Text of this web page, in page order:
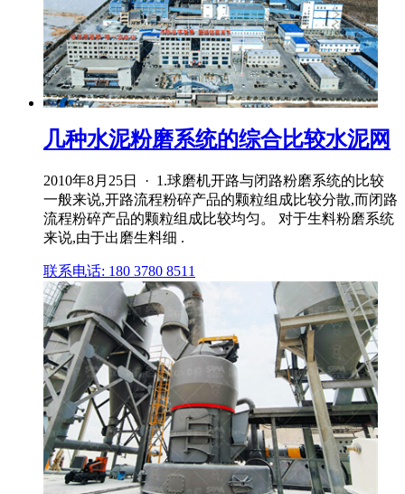
几种水泥粉磨系统的综合比较水泥网
2010年8月25日 · 1.球磨机开路与闭路粉磨系统的比较
一般来说,开路流程粉碎产品的颗粒组成比较分散,而闭路
流程粉碎产品的颗粒组成比较均匀。 对于生料粉磨系统
来说,由于出磨生料细 .
联系电话: 180 3780 8511